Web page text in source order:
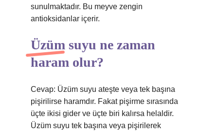
sunulmaktadır. Bu meyve zengin
antioksidanlar içerir.
Üzüm suyu ne zaman
haram olur?
Cevap: Üzüm suyu ateşte veya tek başına
pişirilirse haramdır. Fakat pişirme sırasında
üçte ikisi gider ve üçte biri kalırsa helaldir.
Üzüm suyu tek başına veya pişirilerek